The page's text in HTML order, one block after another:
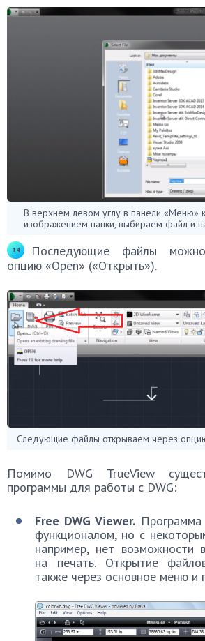
В верхнем левом углу в панели «Меню»
изображением папки, выбираем файл и
Последующие файлы
опцию «Open» («Открыть»).
Следующие файлы открываем через
Помимо DWG TrueView
программы для работы с DWG:
Free DWG Viewer.
функционалом, но с
например, нет возможности
на печать. Открытие
также через основное меню и